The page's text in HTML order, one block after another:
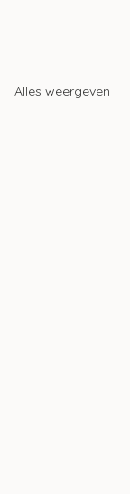
Alles weergeven